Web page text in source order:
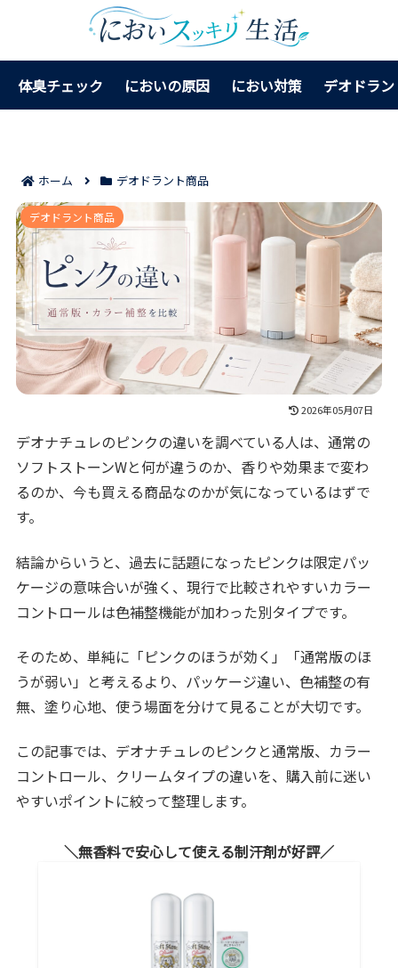
体臭チェック においの原因 におい対策 デオドラ
ホーム デオドラント商品
デオナチュレ ピンクの違いがわかる比較ポイント7つ｜
通常版やカラーコントロールとの選び分けが自然に決
まる！
デオドラント商品
2026年05月07日
デオナチュレのピンクの違いを調べている人は、通常の
ソフトストーンWと何が違うのか、香りや効果まで変わ
るのか、今も買える商品なのかが気になっているはずで
す。
結論からいうと、過去に話題になったピンクは限定パッ
ケージの意味合いが強く、現行で比較されやすいカラー
コントロールは色補整機能が加わった別タイプです。
そのため、単純に「ピンクのほうが効く」「通常版のほ
うが弱い」と考えるより、パッケージ違い、色補整の有
無、塗り心地、使う場面を分けて見ることが大切です。
この記事では、デオナチュレのピンクと通常版、カラー
コントロール、クリームタイプの違いを、購入前に迷い
やすいポイントに絞って整理します。
無香料で安心して使える制汗剤が好評